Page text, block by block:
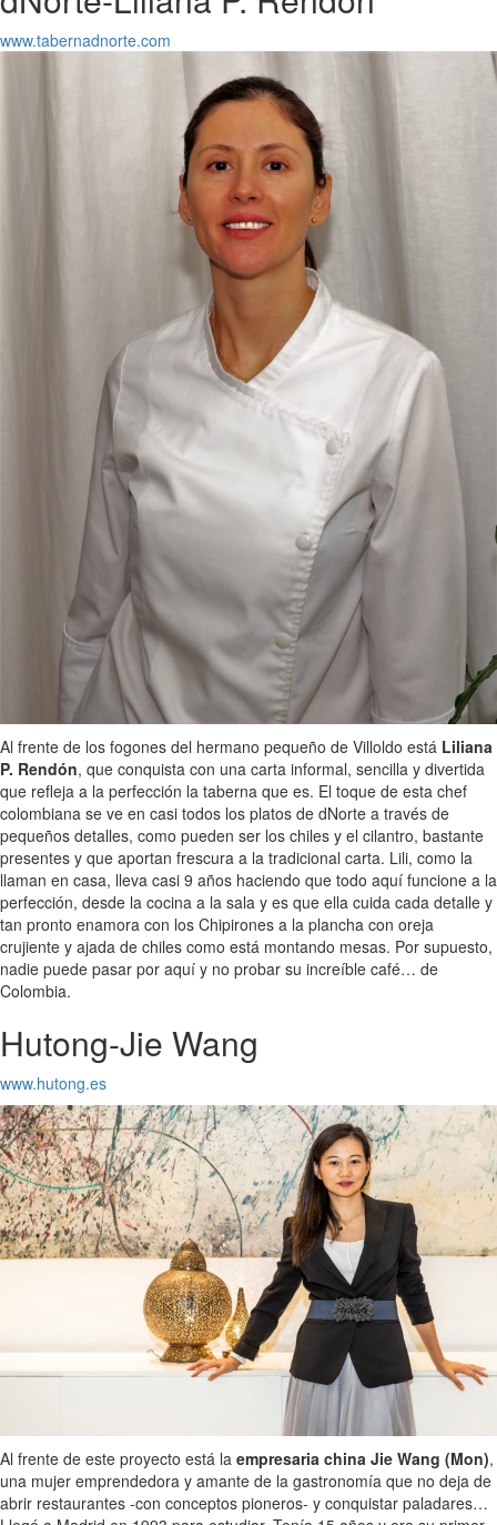
www.tabernadnorte.com
Al frente de los fogones del hermano pequeño de Villoldo está Liliana
P. Rendón, que conquista con una carta informal, sencilla y divertida
que refleja a la perfección la taberna que es. El toque de esta chef
colombiana se ve en casi todos los platos de dNorte a través de
pequeños detalles, como pueden ser los chiles y el cilantro, bastante
presentes y que aportan frescura a la tradicional carta. Lili, como la
llaman en casa, lleva casi 9 años haciendo que todo aquí funcione a la
perfección, desde la cocina a la sala y es que ella cuida cada detalle y
tan pronto enamora con los Chipirones a la plancha con oreja
crujiente y ajada de chiles como está montando mesas. Por supuesto,
nadie puede pasar por aquí y no probar su increíble café… de
Colombia.
Hutong-Jie Wang
www.hutong.es
Al frente de este proyecto está la empresaria china Jie Wang (Mon),
una mujer emprendedora y amante de la gastronomía que no deja de
abrir restaurantes -con conceptos pioneros- y conquistar paladares…